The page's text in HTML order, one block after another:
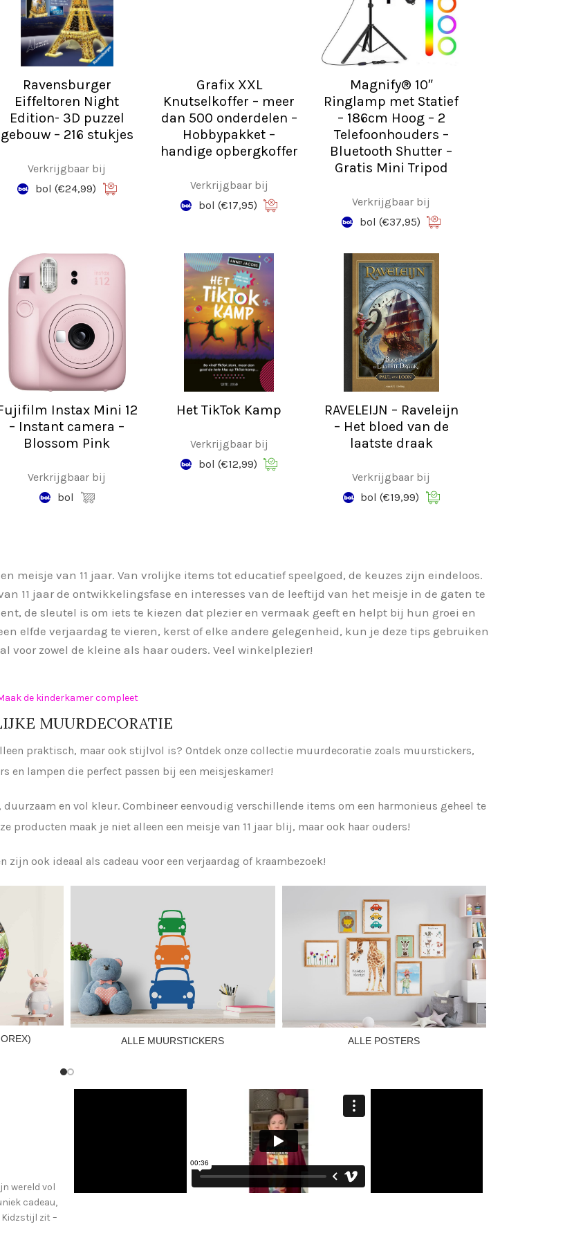
Ravensburger
Eiffeltoren Night
Edition- 3D puzzel
gebouw – 216 stukjes
Verkrijgbaar bij
bol (€24,99)
Grafix XXL
Knutselkoffer – meer
dan 500 onderdelen –
Hobbypakket –
handige opbergkoffer
Verkrijgbaar bij
bol (€17,95)
Magnify® 10″
Ringlamp met Statief
– 186cm Hoog – 2
Telefoonhouders –
Bluetooth Shutter –
Gratis Mini Tripod
Verkrijgbaar bij
bol (€37,95)
Instax Mini 12
– Instant camera –
Blossom Pink
Verkrijgbaar bij
bol
Het TikTok Kamp
Verkrijgbaar bij
bol (€12,99)
RAVELEIJN – Raveleijn
– Het bloed van de
laatste draak
Verkrijgbaar bij
bol (€19,99)
meisje van 11 jaar. Van vrolijke items tot educatief speelgoed, de keuzes zijn eindeloos.
11 jaar de ontwikkelingsfase en interesses van de leeftijd van het meisje in de gaten te
de sleutel is om iets te kiezen dat plezier en vermaak geeft en helpt bij hun groei en
elfde verjaardag te vieren, kerst of elke andere gelegenheid, kun je deze tips gebruiken
voor zowel de kleine als haar ouders. Veel winkelplezier!
de kinderkamer compleet
MUURDECORATIE
praktisch, maar ook stijlvol is? Ontdek onze collectie muurdecoratie zoals muurstickers,
en lampen die perfect passen bij een meisjeskamer!
en vol kleur. Combineer eenvoudig verschillende items om een harmonieus geheel te
producten maak je niet alleen een meisje van 11 jaar blij, maar ook haar ouders!
zijn ook ideaal als cadeau voor een verjaardag of kraambezoek!
ALLE MUURSTICKERS ALLE POSTERS
wereld vol
cadeau,
zit –